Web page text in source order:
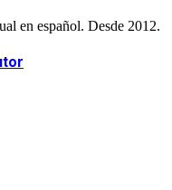
en español. Desde 2012.